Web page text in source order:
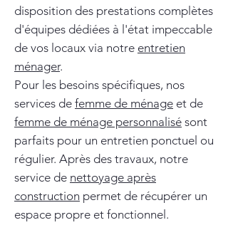
disposition des prestations complètes
d'équipes dédiées à l'état impeccable
de vos locaux via notre entretien
ménager.
Pour les besoins spécifiques, nos
services de femme de ménage et de
femme de ménage personnalisé sont
parfaits pour un entretien ponctuel ou
régulier. Après des travaux, notre
service de nettoyage après
construction permet de récupérer un
espace propre et fonctionnel.